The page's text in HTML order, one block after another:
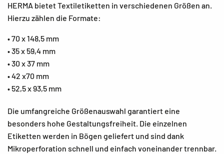
HERMA bietet Textiletiketten in verschiedenen Größen an.
Hierzu zählen die Formate:
• 70 x 148,5 mm
• 35 x 59,4 mm
• 30 x 37 mm
• 42 x70 mm
• 52,5 x 93,5 mm
Die umfangreiche Größenauswahl garantiert eine
besonders hohe Gestaltungsfreiheit. Die einzelnen
Etiketten werden in Bögen geliefert und sind dank
Mikroperforation schnell und einfach voneinander trennbar.